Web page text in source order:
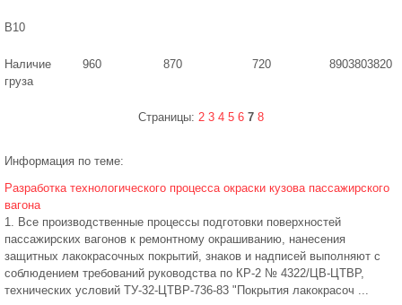
B10
Наличие
груза
960 870 720 8903803820
Страницы: 2 3 4 5 6 7 8
Информация по теме:
Разработка технологического процесса окраски кузова пассажирского
вагона
1. Все производственные процессы подготовки поверхностей
пассажирских вагонов к ремонтному окрашиванию, нанесения
защитных лакокрасочных покрытий, знаков и надписей выполняют с
соблюдением требований руководства по КР-2 № 4322/ЦВ-ЦТВР,
технических условий ТУ-32-ЦТВР-736-83 "Покрытия лакокрасоч ...